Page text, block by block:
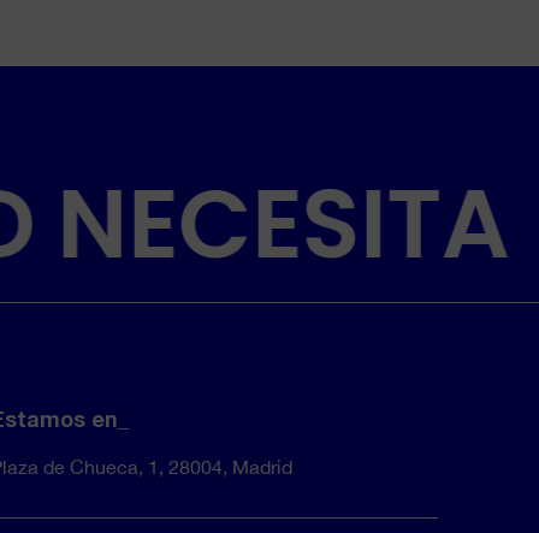
NECESITA
en_
de Chueca, 1, 28004, Madrid